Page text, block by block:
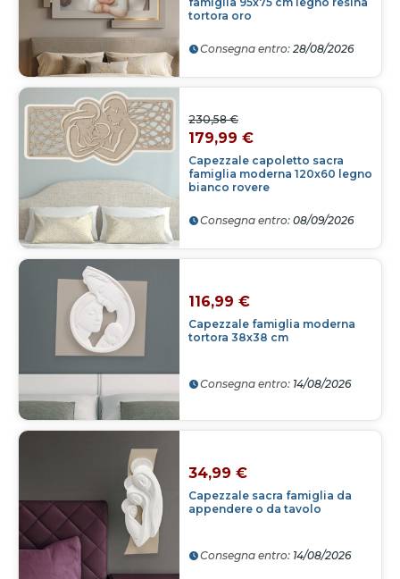
tortora oro
Consegna entro: 28/08/2026
Capezzale capoletto sacra
famiglia moderna 120x60 legno
bianco rovere
230,58 €
179,99 €
Consegna entro: 08/09/2026
Capezzale famiglia moderna
tortora 38x38 cm
116,99 €
Consegna entro: 14/08/2026
Capezzale sacra famiglia da
appendere o da tavolo
34,99 €
Consegna entro: 14/08/2026